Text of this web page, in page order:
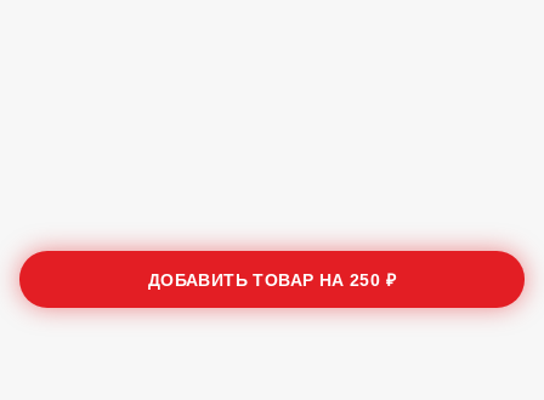
ДОБАВИТЬ ТОВАР НА250 ₽